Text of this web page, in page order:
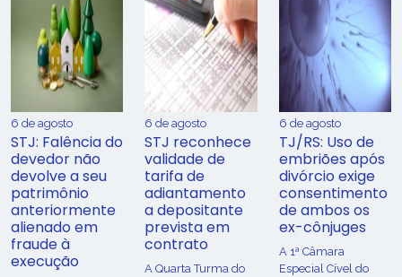
6 de agosto
STJ: Falência do
devedor não
devolve a seu
patrimônio
anteriormente
alienado em
fraude à
execução
6 de agosto
STJ reconhece
validade de
tarifa de
adiantamento
a depositante
prevista em
contrato
A Quarta Turma do
6 de agosto
TJ/RS: Uso de
embriões após
divórcio exige
consentimento
de ambos os
ex-cônjuges
A 1ª Câmara
Especial Cível do